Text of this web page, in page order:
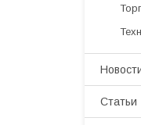
Статьи